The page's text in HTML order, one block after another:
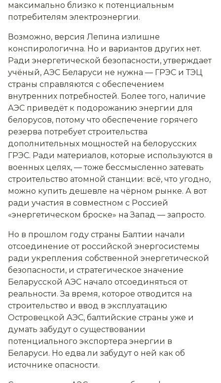
максимально близко к потенциальным
потребителям электроэнергии.
Возможно, версия Лепина излишне
конспирологична. Но и вариантов других нет.
Ради энергетической безопасности, утверждает
учёный, АЭС Беларуси не нужна — ГРЭС и ТЭЦ
страны справляются с обеспечением
внутренних потребностей. Более того, наличие
АЭС приведёт к подорожанию энергии для
белорусов, потому что обеспечение горячего
резерва потребует строительства
дополнительных мощностей на белорусских
ГРЭС. Ради материалов, которые используются в
военных целях, — тоже бессмысленно затевать
строительство атомной станции: всё, что угодно,
можно купить дешевле на чёрном рынке. А вот
ради участия в совместном с Россией
«энергетическом броске» на Запад — запросто.
Но в прошлом году страны Балтии начали
отсоединение от российской энергосистемы
ради укрепления собственной энергетической
безопасности, и стратегическое значение
Беларусской АЭС начало отсоединяться от
реальности. За время, которое отводится на
строительство и ввод в эксплуатацию
Островецкой АЭС, балтийские страны уже и
думать забудут о существовании
потенциального экспортера энергии в
Беларуси. Но едва ли забудут о ней как об
источнике опасности.